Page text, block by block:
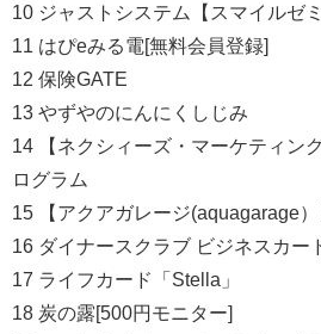
10 ジャストシステム【スマイルゼ
11 はぴeみる電[無料会員登録]
12 保険GATE
13 やずやのにんにくしじみ
14 【ネクシィーズ・マーケティン
ログラム
15 【アクアガレージ(aquagarage
16 ダイナースクラブ ビジネスカー
17 ライフカード「Stella」
18 炭の露[500円モニター]